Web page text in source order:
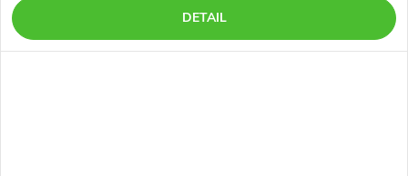
DETAIL